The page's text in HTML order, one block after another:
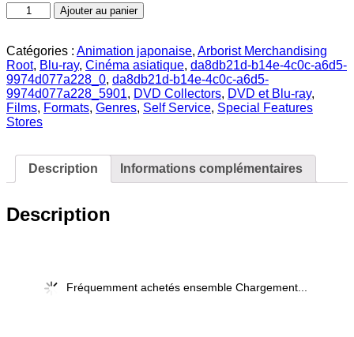
quantité
de
Princesama
Maji
Love
Kingdom
[Blu-
Ray]
Ajouter au panier
Catégories : Animation japonaise, Arborist Merchandising
Root, Blu-ray, Cinéma asiatique, da8db21d-b14e-4c0c-a6d5-
9974d077a228_0, da8db21d-b14e-4c0c-a6d5-
9974d077a228_5901, DVD Collectors, DVD et Blu-ray,
Films, Formats, Genres, Self Service, Special Features
Stores
Description Informations complémentaires
Description
Fréquemment achetés ensemble Chargement...